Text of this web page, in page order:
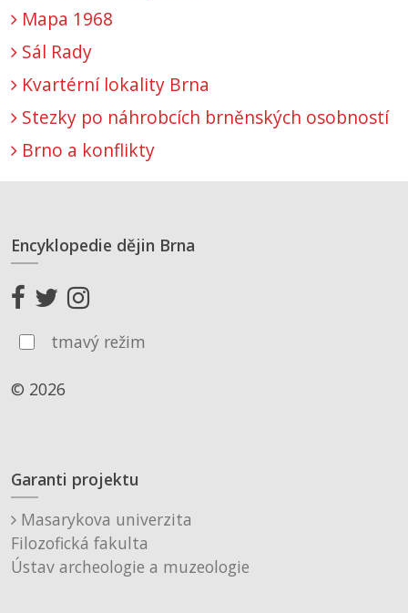
Mapa 1968
Sál Rady
Kvartérní lokality Brna
Stezky po náhrobcích brněnských osobností
Brno a konflikty
Encyklopedie dějin Brna
tmavý režim
© 2026
Garanti projektu
Masarykova univerzita
Filozofická fakulta
Ústav archeologie a muzeologie